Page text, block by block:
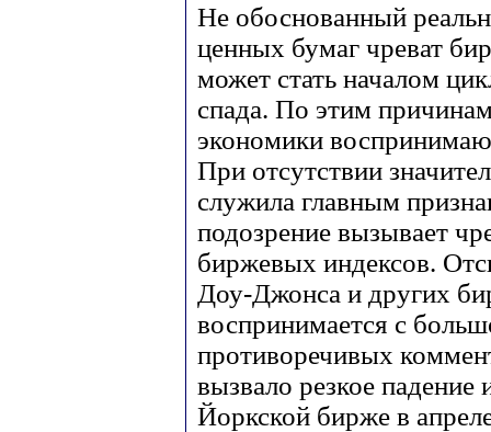
Не обоснованный
ценных бумаг чреват
может стать началом
спада. По этим
экономики
При отсутствии
служила главным
подозрение вызывает
биржевых индексов.
Доу-Джонса и других
воспринимается с
противоречивых
вызвало резкое
Йоркской бирже в